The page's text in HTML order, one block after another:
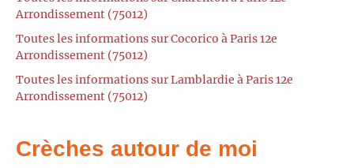
Arrondissement (75012)
Toutes les informations sur Cocorico à Paris 12e
Arrondissement (75012)
Toutes les informations sur Lamblardie à Paris 12e
Arrondissement (75012)
Crèches autour de moi